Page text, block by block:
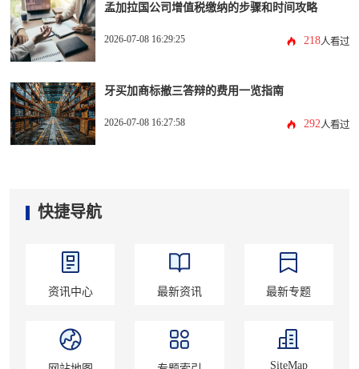
孟加拉国公司增值税缴纳的步骤和时间攻略
2026-07-08 16:29:25 218人看过
牙买加商标撤三答辩的费用一览指南
2026-07-08 16:27:58 292人看过
快捷导航
资讯中心 最新资讯 最新专题
SiteMap